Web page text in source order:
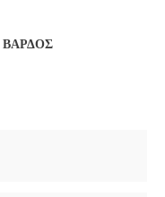
ΒΆΡΔΟΣ